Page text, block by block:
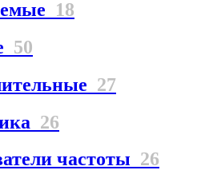
18
50
27
26
частоты 26